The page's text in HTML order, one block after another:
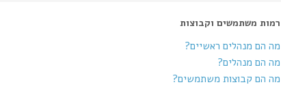
רמות משתמשים וקבוצות
מה הם מנהלים ראשיים?
מה הם מנהלים?
מה הם קבוצות משתמשים?